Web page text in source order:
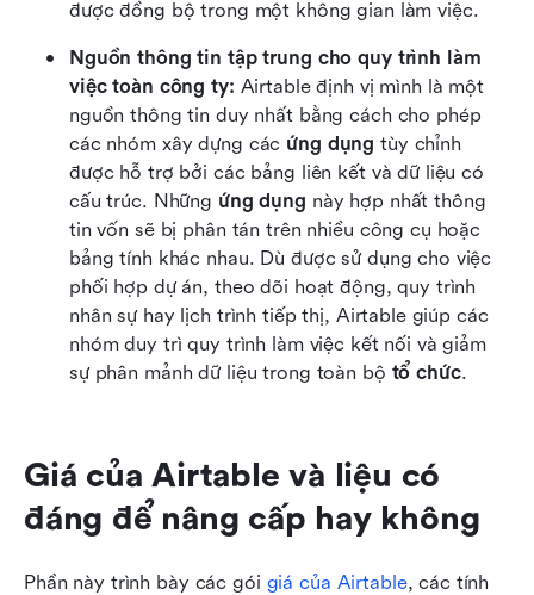
được đồng bộ trong một không gian làm việc.
Nguồn thông tin tập trung cho quy trình làm
việc toàn công ty: Airtable định vị mình là một
nguồn thông tin duy nhất bằng cách cho phép
các nhóm xây dựng các ứng dụng tùy chỉnh
được hỗ trợ bởi các bảng liên kết và dữ liệu có
cấu trúc. Những ứng dụng này hợp nhất thông
tin vốn sẽ bị phân tán trên nhiều công cụ hoặc
bảng tính khác nhau. Dù được sử dụng cho việc
phối hợp dự án, theo dõi hoạt động, quy trình
nhân sự hay lịch trình tiếp thị, Airtable giúp các
nhóm duy trì quy trình làm việc kết nối và giảm
sự phân mảnh dữ liệu trong toàn bộ tổ chức.
Giá của Airtable và liệu có
đáng để nâng cấp hay không
Phần này trình bày các gói giá của Airtable, các tính